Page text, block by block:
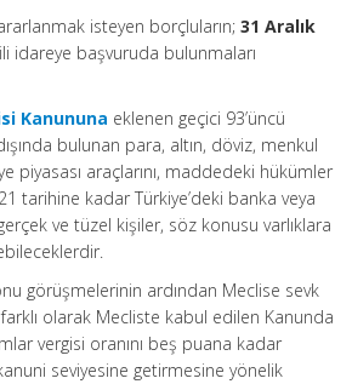
isteyen borçluların; 31 Aralık
idareye başvuruda bulunmaları
Kanununa eklenen geçici 93’üncü
bulunan para, altın, döviz, menkul
piyasası araçlarını, maddedeki hükümler
tarihine kadar Türkiye’deki banka veya
ve tüzel kişiler, söz konusu varlıklara
görüşmelerinin ardından Meclise sevk
olarak Mecliste kabul edilen Kanunda
vergisi oranını beş puana kadar
seviyesine getirmesine yönelik